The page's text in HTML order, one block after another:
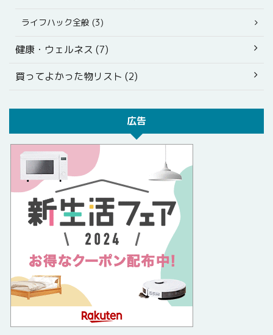
ライフハック全般 (3)
健康・ウェルネス (7)
買ってよかった物リスト (2)
広告